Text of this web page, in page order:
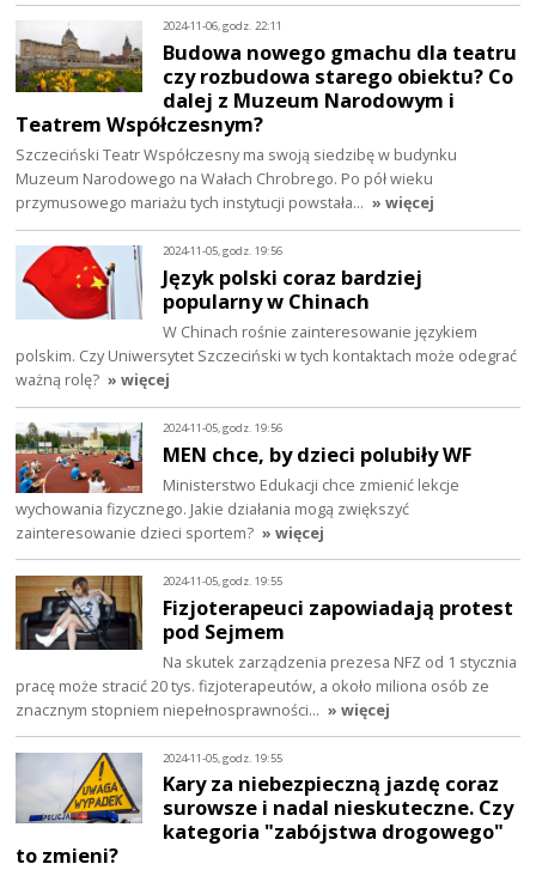
2024-11-06, godz. 22:11
Budowa nowego gmachu dla teatru
czy rozbudowa starego obiektu? Co
dalej z Muzeum Narodowym i
Teatrem Współczesnym?
Szczeciński Teatr Współczesny ma swoją siedzibę w budynku
Muzeum Narodowego na Wałach Chrobrego. Po pół wieku
przymusowego mariażu tych instytucji powstała… » więcej
2024-11-05, godz. 19:56
Język polski coraz bardziej
popularny w Chinach
W Chinach rośnie zainteresowanie językiem
polskim. Czy Uniwersytet Szczeciński w tych kontaktach może odegrać
ważną rolę? » więcej
2024-11-05, godz. 19:56
MEN chce, by dzieci polubiły WF
Ministerstwo Edukacji chce zmienić lekcje
wychowania fizycznego. Jakie działania mogą zwiększyć
zainteresowanie dzieci sportem? » więcej
2024-11-05, godz. 19:55
Fizjoterapeuci zapowiadają protest
pod Sejmem
Na skutek zarządzenia prezesa NFZ od 1 stycznia
pracę może stracić 20 tys. fizjoterapeutów, a około miliona osób ze
znacznym stopniem niepełnosprawności… » więcej
2024-11-05, godz. 19:55
Kary za niebezpieczną jazdę coraz
surowsze i nadal nieskuteczne. Czy
kategoria "zabójstwa drogowego"
to zmieni?